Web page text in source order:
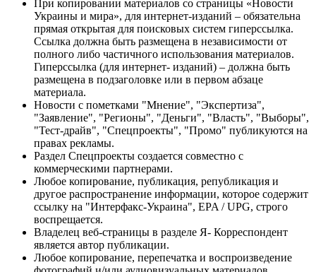
При копировании материалов со страницы «Новости
Украины и мира», для интернет-изданий – обязательна
прямая открытая для поисковых систем гиперссылка.
Ссылка должна быть размещена в независимости от
полного либо частичного использования материалов.
Гиперссылка (для интернет- изданий) – должна быть
размещена в подзаголовке или в первом абзаце
материала.
Новости с пометками "Мнение", "Экспертиза",
"Заявление", "Регионы", "Деньги", "Власть", "Выборы",
"Тест-драйв", "Спецпроекты", "Промо" публикуются на
правах рекламы.
Раздел Спецпроекты создается совместно с
коммерческими партнерами.
Любое копирование, публикация, републикация и
другое распространение информации, которое содержит
ссылку на "Интерфакс-Украина", EPA / UPG, строго
воспрещается.
Владелец веб-страницы в разделе Я- Корреспондент
является автор публикации.
Любое копирование, перепечатка и воспроизведение